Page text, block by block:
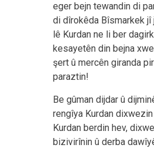
eger bejn tewandin di
di dîrokêda Bîsmarkek
lê Kurdan ne li ber
kesayetên din bejna
şert û mercên giranda
paraztin!
Be gûman dijdar û
rengîya Kurdan
Kurdan berdin hev,
bizivirînin û derba